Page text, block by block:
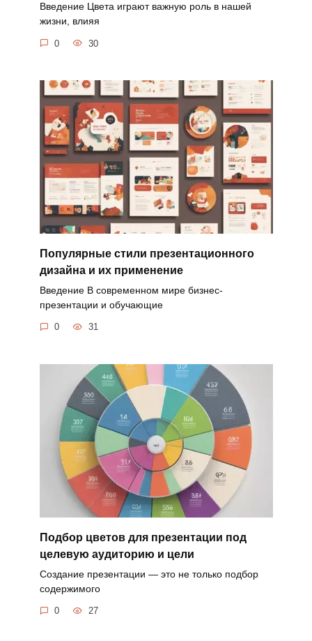
Введение Цвета играют важную роль в нашей
жизни, влияя
0 30
Популярные стили презентационного
дизайна и их применение
Введение В современном мире бизнес-
презентации и обучающие
0 31
Подбор цветов для презентации под
целевую аудиторию и цели
Создание презентации — это не только подбор
содержимого
0 27